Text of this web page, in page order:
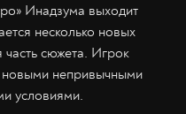
Инадзума выходит
несколько новых
часть сюжета. Игрок
новыми непривычными
условиями.